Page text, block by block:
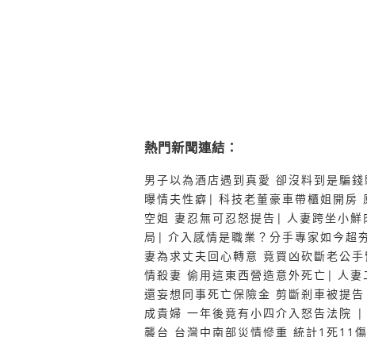
熱門新聞連結：
男子以為酒店遇到真愛 卻沒料到是騙錢
曝情夫性癖 | 科技老董豪車帶櫃姐開房
空姐 妻忍無可忍怒提告 | 人妻跨坐小
局 | 介入感情是職業？分手專家如今超
妻為求丈夫回心轉意 竟買凶砍斷老公手
情殺妻 偷用這東西營造意外死亡 | 人
還妄想同事死亡保險金 剪斷剎車被提告
成貴婦 一年後竟有小四介入怒告法院 |
襲台 台灣中南部災情慘重 統計1死11傷